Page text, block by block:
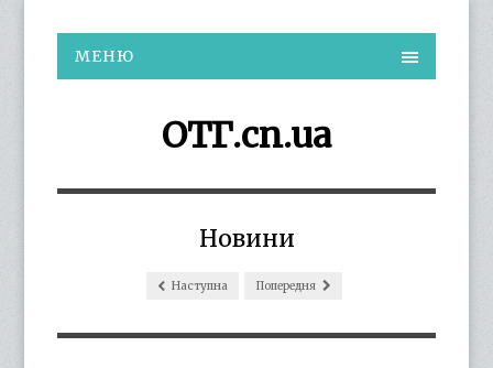
МЕНЮ
ОТГ.cn.ua
Новини
Наступна Попередня